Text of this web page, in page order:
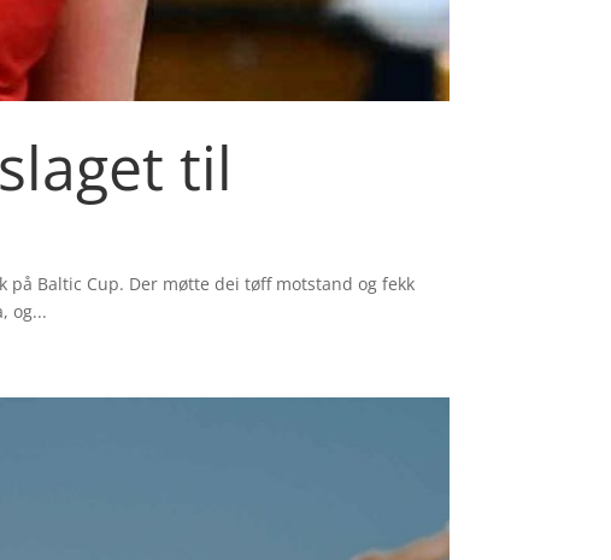
til
Baltic Cup. Der møtte dei tøff motstand og fekk
og...